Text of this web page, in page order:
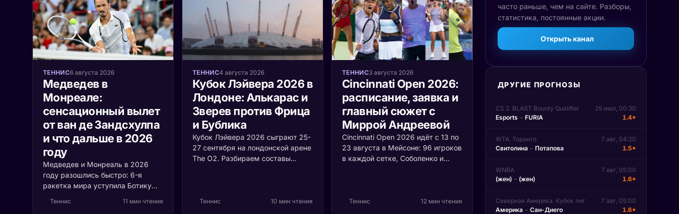
ТЕННИС6 августа 2026
Медведев в
Монреале:
сенсационный вылет
от ван де Зандсхулпа
и что дальше в 2026
году
Медведев и Монреаль в 2026
году разошлись быстро: 6-я
ракетка мира уступила Ботику
Теннис 11 мин чтения
ТЕННИС4 августа 2026
Кубок Лэйвера 2026 в
Лондоне: Алькарас и
Зверев против Фрица
и Бублика
Кубок Лэйвера 2026 сыграют 25-
27 сентября на лондонской арене
The O2. Разбираем составы
судьбу трофея.
Теннис 10 мин чтения
ТЕННИС3 августа 2026
Cincinnati Open 2026:
расписание, заявка и
главный сюжет с
Миррой Андреевой
Cincinnati Open 2026 идёт с 13 по
23 августа в Мейсоне: 96 игроков
в каждой сетке, Соболенко и
выходит на американский хард
Теннис 12 мин чтения
часто раньше, чем на сайте. Разборы,
статистика, постоянные акции.
Открыть канал
ДРУГИЕ ПРОГНОЗЫ
CS 2. BLAST Bounty Qualifier
25 июл, 00:30
Esports – FURIA 1.4*
WTA. Торонто
7 авг, 04:20
Свитолина – Потапова 1.5*
WNBA
7 авг, 05:00
(жен) – (жен) 1.6*
Северная Америка. Кубок лиг
7 авг, 05:00
Америка – Сан-Диего 1.6*